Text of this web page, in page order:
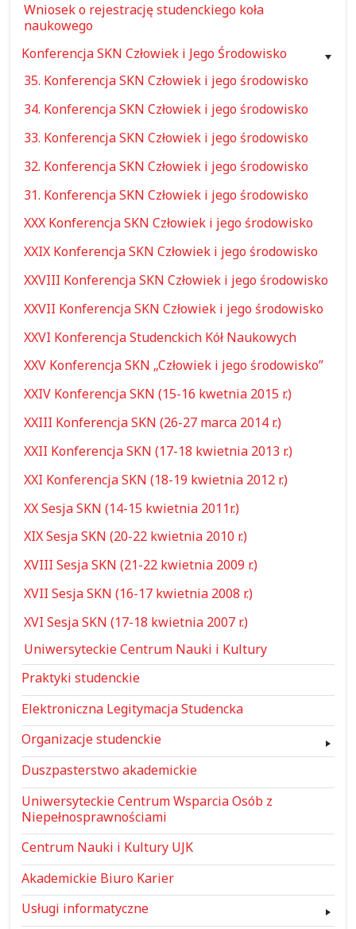
Wniosek o rejestrację studenckiego koła
naukowego
Konferencja SKN Człowiek i Jego Środowisko
35. Konferencja SKN Człowiek i jego środowisko
34. Konferencja SKN Człowiek i jego środowisko
33. Konferencja SKN Człowiek i jego środowisko
32. Konferencja SKN Człowiek i jego środowisko
31. Konferencja SKN Człowiek i jego środowisko
XXX Konferencja SKN Człowiek i jego środowisko
XXIX Konferencja SKN Człowiek i jego środowisko
XXVIII Konferencja SKN Człowiek i jego środowisko
XXVII Konferencja SKN Człowiek i jego środowisko
XXVI Konferencja Studenckich Kół Naukowych
XXV Konferencja SKN „Człowiek i jego środowisko”
XXIV Konferencja SKN (15-16 kwetnia 2015 r.)
XXIII Konferencja SKN (26-27 marca 2014 r.)
XXII Konferencja SKN (17-18 kwietnia 2013 r.)
XXI Konferencja SKN (18-19 kwietnia 2012 r.)
XX Sesja SKN (14-15 kwietnia 2011r.)
XIX Sesja SKN (20-22 kwietnia 2010 r.)
XVIII Sesja SKN (21-22 kwietnia 2009 r.)
XVII Sesja SKN (16-17 kwietnia 2008 r.)
XVI Sesja SKN (17-18 kwietnia 2007 r.)
Uniwersyteckie Centrum Nauki i Kultury
Praktyki studenckie
Elektroniczna Legitymacja Studencka
Organizacje studenckie
Duszpasterstwo akademickie
Uniwersyteckie Centrum Wsparcia Osób z
Niepełnosprawnościami
Centrum Nauki i Kultury UJK
Akademickie Biuro Karier
Usługi informatyczne